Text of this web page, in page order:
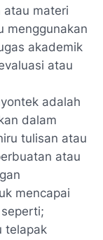
atau materi
menggunakan
akademik
atau
adalah
dalam
tulisan atau
atau
mencapai
telapak